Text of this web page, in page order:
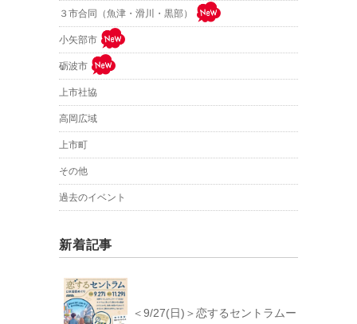
３市合同（魚津・滑川・黒部）
小矢部市
砺波市
上市社協
高岡広域
上市町
その他
過去のイベント
新着記事
＜9/27(日)＞恋するセントラムー